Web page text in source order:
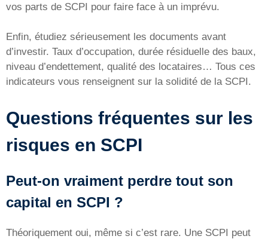
vos parts de SCPI pour faire face à un imprévu.
Enfin, étudiez sérieusement les documents avant
d’investir. Taux d’occupation, durée résiduelle des baux,
niveau d’endettement, qualité des locataires… Tous ces
indicateurs vous renseignent sur la solidité de la SCPI.
Questions fréquentes sur les
risques en SCPI
Peut-on vraiment perdre tout son
capital en SCPI ?
Théoriquement oui, même si c’est rare. Une SCPI peut